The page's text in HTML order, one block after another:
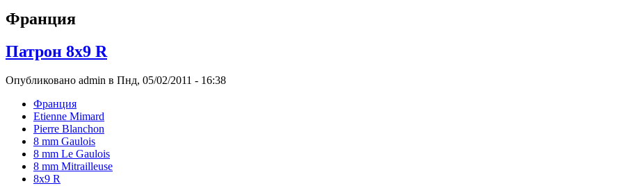
Франция
Патрон 8x9 R
Опубликовано admin в Пнд, 05/02/2011 - 16:38
Франция
Etienne Mimard
Pierre Blanchon
8 mm Gaulois
8 mm Le Gaulois
8 mm Mitrailleuse
8x9 R